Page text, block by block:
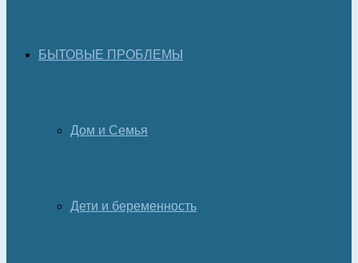
БЫТОВЫЕ ПРОБЛЕМЫ
Дом и Семья
Дети и беременность